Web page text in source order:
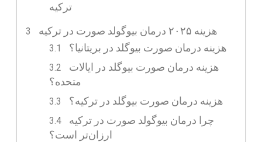
ترکیه
هزینه ۲۰۲۵ درمان بیوگولد صورت در ترکیه
هزینه درمان صورت بیوگلد در بریتانیا؟
هزینه درمان صورت بیوگلد در ایالات
متحده؟
هزینه درمان صورت بیوگلد در ترکیه؟
چرا درمان بیوگولد صورت در ترکیه
ارزان‌تر است؟